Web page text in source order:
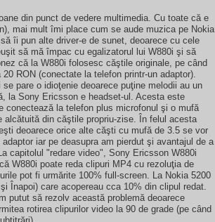
din punct de vedere multimedia. Cu toate că e
mai mult îmi place cum se aude muzica pe Nokia
îi pun alte driver-e de sunet, deoarece cu cele
să mă împac cu egalizatorul lui W880i şi să
că la W880i folosesc căştile originale, pe când
RON (conectate la telefon printr-un adaptor).
pare o idioţenie deoarece puţine melodii au un
la Sony Ericsson e headset-ul. Acesta este
conectează la telefon plus microfonul şi o mufă
alcătuită din căştile propriu-zise. În felul acesta
deoarece orice alte căşti cu mufă de 3.5 se vor
iar pe deasupra am pierdut şi avantajul de a
capitolul "redare video", Sony Ericsson W880i
W880i poate reda clipuri MP4 cu rezoluţia de
pot fi urmărite 100% full-screen. La Nokia 5200
Înapoi) care acopereau cca 10% din clipul redat.
putut să rezolv această problemă deoarece
rotirea clipurilor video la 90 de grade (pe când